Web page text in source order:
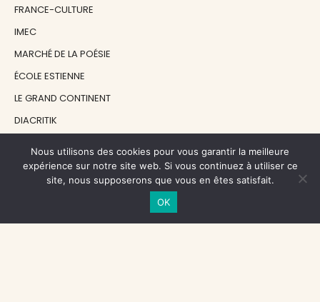
FRANCE-CULTURE
IMEC
MARCHÉ DE LA POÉSIE
ÉCOLE ESTIENNE
LE GRAND CONTINENT
DIACRITIK
NOS SOUTIENS
CENTRE NATIONAL DU LIVRE
Nous utilisons des cookies pour vous garantir la meilleure
expérience sur notre site web. Si vous continuez à utiliser ce
site, nous supposerons que vous en êtes satisfait.
OK